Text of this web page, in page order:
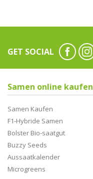
GET SOCIAL
Samen online kaufen
Samen Kaufen
F1-Hybride Samen
Bolster Bio-saatgut
Buzzy Seeds
Aussaatkalender
Microgreens